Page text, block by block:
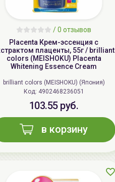
/0 отзывов
Placenta Крем-эссенция с
плаценты, 55г / brilliant
colors (MEISHOKU) Placenta
Whitening Essence Cream
brilliant colors (MEISHOKU) (Япония)
Код: 4902468236051
103.55 руб.
в корзину